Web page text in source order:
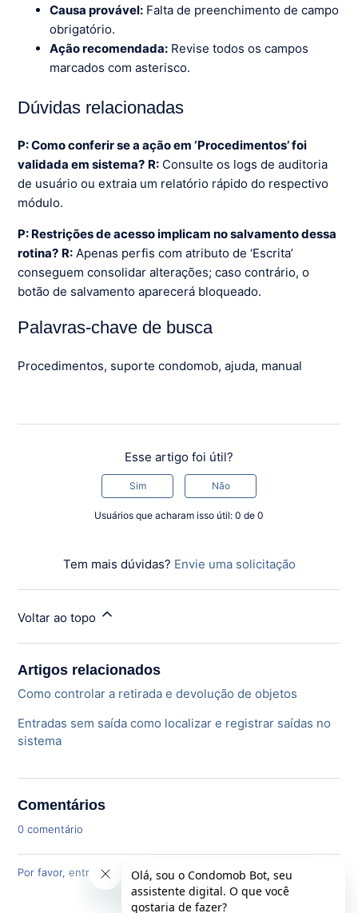
Causa provável: Falta de preenchimento de campo
obrigatório.
Ação recomendada: Revise todos os campos
marcados com asterisco.
Dúvidas relacionadas
P: Como conferir se a ação em ‘Procedimentos’ foi
validada em sistema? R: Consulte os logs de auditoria
de usuário ou extraia um relatório rápido do respectivo
módulo.
P: Restrições de acesso implicam no salvamento dessa
rotina? R: Apenas perfis com atributo de ‘Escrita’
conseguem consolidar alterações; caso contrário, o
botão de salvamento aparecerá bloqueado.
Palavras-chave de busca
Procedimentos, suporte condomob, ajuda, manual
Esse artigo foi útil?
Sim Não
Usuários que acharam isso útil: 0 de 0
Tem mais dúvidas? Envie uma solicitação
Voltar ao topo
Artigos relacionados
Como controlar a retirada e devolução de objetos
Entradas sem saída como localizar e registrar saídas no
sistema
Comentários
0 comentário
Por favor,entre para comentar.